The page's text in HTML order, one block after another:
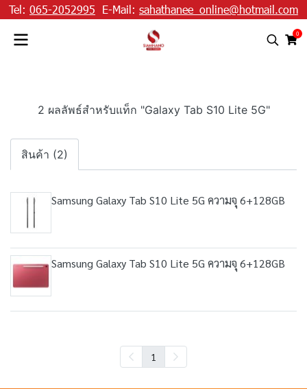
Tel: 065-2052995 E-Mail: sahathanee_online@hotmail.com
0
2 ผลลัพธ์สำหรับแท็ก "Galaxy Tab S10 Lite 5G"
สินค้า (2)
Samsung Galaxy Tab S10 Lite 5G ความจุ 6+128GB
Samsung Galaxy Tab S10 Lite 5G ความจุ 6+128GB
1